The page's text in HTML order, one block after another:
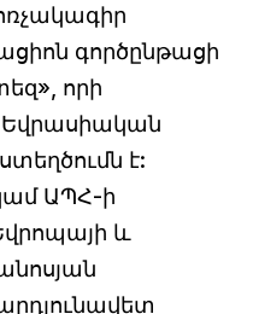
գործընթացի
որի
է:
ԱՊՀ-ի
և